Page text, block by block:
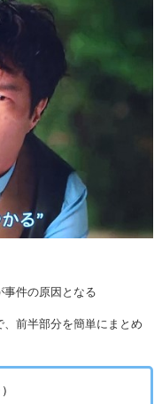
事件の原因となる
、前半部分を簡単にまとめ